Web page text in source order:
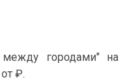
между городами" на
₽.